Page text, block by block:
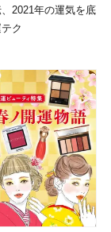
2021年の運気を底
ク